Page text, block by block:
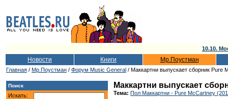
10.10.
Новости Книги Мр.Поустман
Главная / Мр.Поустман / Форум Music General / Маккартни выпускает сборник Pure
Поиск
Искать:
Маккартни выпускает
Тема: Пол Маккартни - Pure McCartney